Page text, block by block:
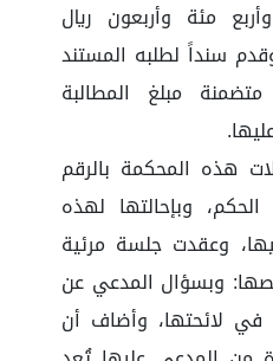
مئة وأربعون ريال
سنداً لطلبه المستند
مبلغ المطالبة
هذه المحكمة بالرقم
وبإحالتها لهذه
وعقدت جلسة مرئية
وملخصها: وبسؤال المدعي عن
في لائحتها، وأضاف أن